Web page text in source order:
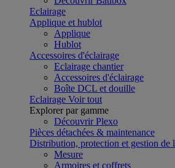
Eclairage
Applique et hublot
Applique
Hublot
Accessoires d'éclairage
Eclairage chantier
Accessoires d'éclairage
Boîte DCL et douille
Eclairage Voir tout
Explorer par gamme
Découvrir Plexo
Pièces détachées & maintenance
Distribution, protection et gestion de
Mesure
Armoires et coffrets